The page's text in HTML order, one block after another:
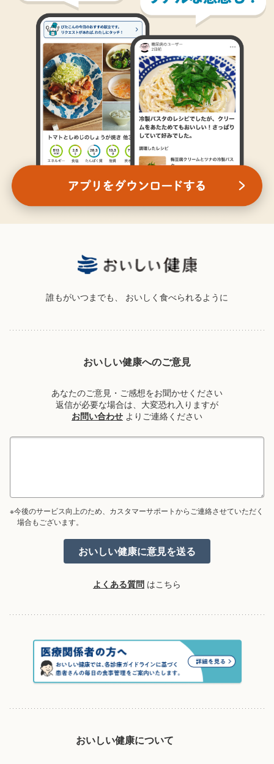
誰もがいつまでも、 おいしく食べられるように
おいしい健康へのご意見
あなたのご意見・ご感想をお聞かせください
返信が必要な場合は、大変恐れ入りますが
お問い合わせ よりご連絡ください
※今後のサービス向上のため、カスタマーサポートからご連絡させていただく
場合もございます。
よくある質問 はこちら
おいしい健康について